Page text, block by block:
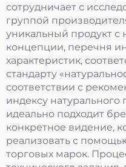
сотрудничает с
группой
уникальный продукт с
концепции, перечня
характеристик,
стандарту
соответствии с
индексу натурального
идеально подходит
конкретное видение,
реализовать с
торговых марок.